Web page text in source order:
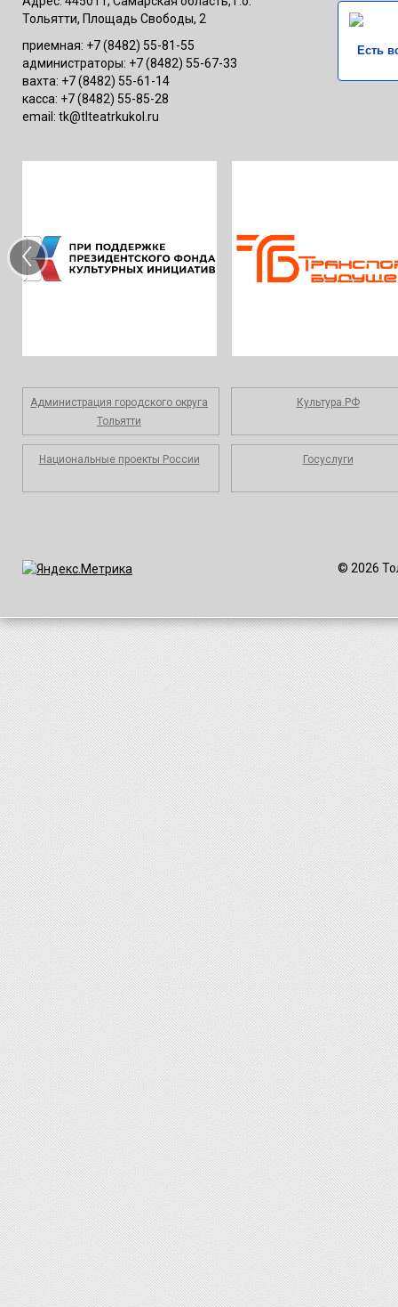
Тольятти, Площадь Свободы, 2
приемная: +7 (8482) 55-81-55
администраторы: +7 (8482) 55-67-33
вахта: +7 (8482) 55-61-14
касса: +7 (8482) 55-85-28
email: tk@tlteatrkukol.ru
Есть
‹
Администрация городского округа
Тольятти
Культура.РФ
Национальные проекты России Госуслуги
© 2026